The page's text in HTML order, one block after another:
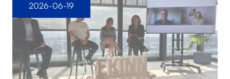
2026-06-19